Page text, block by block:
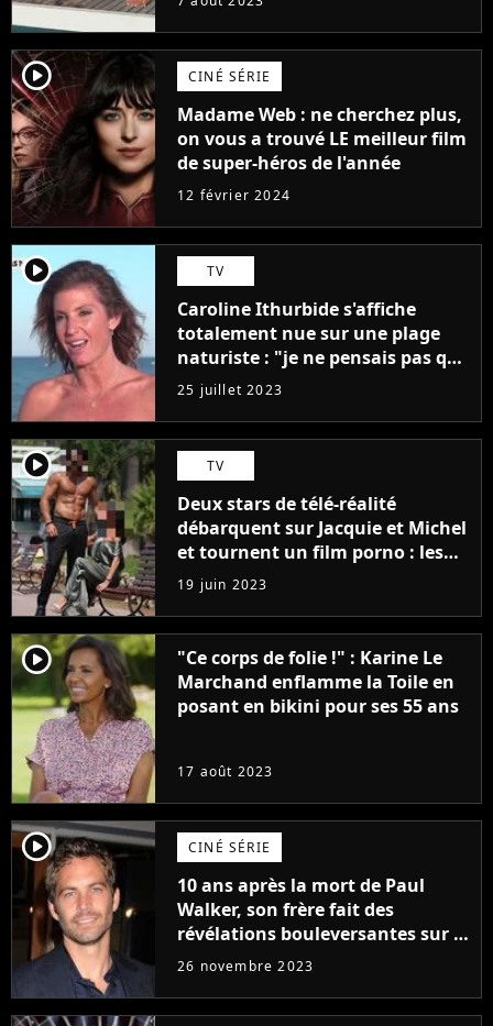
player2 CINÉ SÉRIE
Madame Web : ne cherchez plus,
on vous a trouvé LE meilleur film
de super-héros de l'année
12 février 2024
player2 TV
Caroline Ithurbide s'affiche
totalement nue sur une plage
naturiste : "je ne pensais pas que
j'arriverais à le faire..."
25 juillet 2023
player2 TV
Deux stars de télé-réalité
débarquent sur Jacquie et Michel
et tournent un film porno : les
premières images du tournage
(exclu)
19 juin 2023
player2
"Ce corps de folie !" : Karine Le
Marchand enflamme la Toile en
posant en bikini pour ses 55 ans
17 août 2023
player2 CINÉ SÉRIE
10 ans après la mort de Paul
Walker, son frère fait des
révélations bouleversantes sur la
réaction des acteurs de Fast and
26 novembre 2023